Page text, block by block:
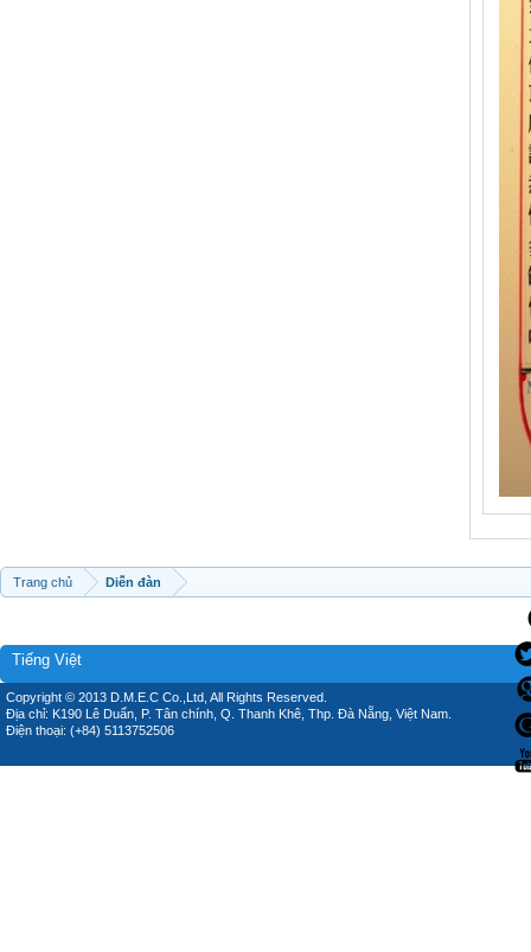
Trang chủ Diễn đàn
Tiếng Việt
Copyright © 2013 D.M.E.C Co.,Ltd, All Rights Reserved.
Địa chỉ: K190 Lê Duẩn, P. Tân chính, Q. Thanh Khê, Thp. Đà Nẵng, Việt Nam.
Điện thoại: (+84) 5113752506